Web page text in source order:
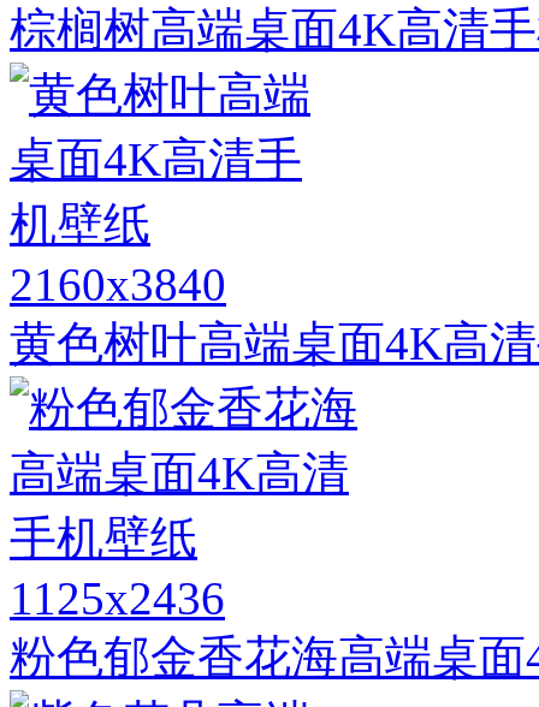
棕榈树高端桌面4K高清
2160x3840
黄色树叶高端桌面4K高
1125x2436
粉色郁金香花海高端桌